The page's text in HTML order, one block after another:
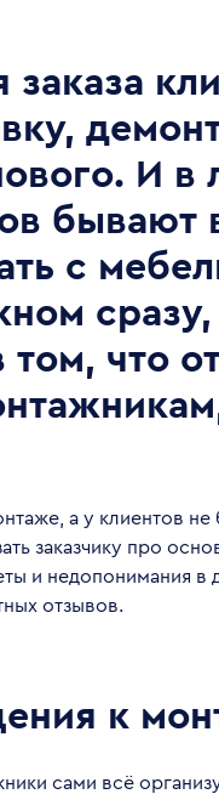
И в
бывают
с
что
а у клиентов
заказчику про
и недопонимания
отзывов.
к
сами всё